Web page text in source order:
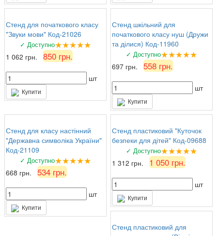
Стенд для початкового класу
"Звуки мови" Код-21026
✓ Доступно★★★★★
1 062 грн. 850 грн.
шт
Купити
Стенд шкільний для
початкового класу нуш (Дружи
та ділися) Код-11960
✓ Доступно★★★★★
697 грн. 558 грн.
шт
Купити
Стенд для класу настінний
"Державна символіка України"
Код-21109
✓ Доступно★★★★★
668 грн. 534 грн.
шт
Купити
Стенд пластиковий "Куточок
безпеки для дітей" Код-09688
✓ Доступно★★★★★
1 312 грн. 1 050 грн.
шт
Купити
Стенд пластиковий для